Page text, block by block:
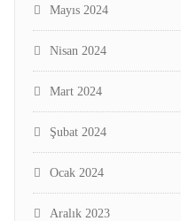
Mayıs 2024
Nisan 2024
Mart 2024
Şubat 2024
Ocak 2024
Aralık 2023